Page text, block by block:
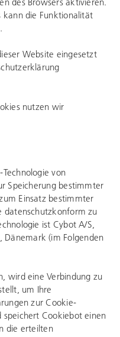
kann die Funktionalität
Website eingesetzt
nutzen wir
von
Speicherung bestimmter
Einsatz bestimmter
datenschutzkonform zu
ist Cybot A/S,
Dänemark (im Folgenden
wird eine Verbindung zu
um Ihre
zur Cookie-
speichert Cookiebot einen
die erteilten